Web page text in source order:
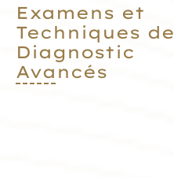
Examens et
Techniques de
Diagnostic
Avancés